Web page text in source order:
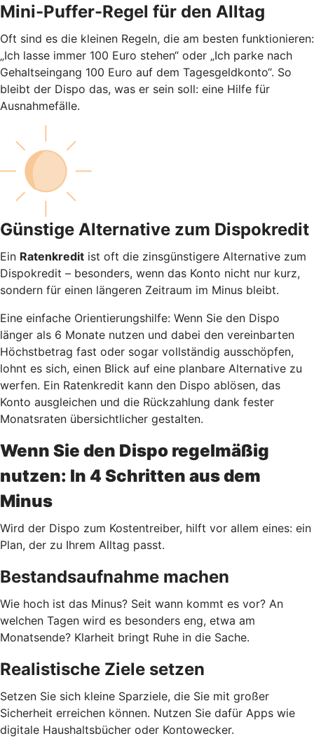
Mini-Puffer-Regel für den Alltag
Oft sind es die kleinen Regeln, die am besten funktionieren:
„Ich lasse immer 100 Euro stehen“ oder „Ich parke nach
Gehaltseingang 100 Euro auf dem Tagesgeldkonto“. So
bleibt der Dispo das, was er sein soll: eine Hilfe für
Ausnahmefälle.
Günstige Alternative zum Dispokredit
Ein Ratenkredit ist oft die zinsgünstigere Alternative zum
Dispokredit – besonders, wenn das Konto nicht nur kurz,
sondern für einen längeren Zeitraum im Minus bleibt.
Eine einfache Orientierungshilfe: Wenn Sie den Dispo
länger als 6 Monate nutzen und dabei den vereinbarten
Höchstbetrag fast oder sogar vollständig ausschöpfen,
lohnt es sich, einen Blick auf eine planbare Alternative zu
werfen. Ein Ratenkredit kann den Dispo ablösen, das
Konto ausgleichen und die Rückzahlung dank fester
Monatsraten übersichtlicher gestalten.
Wenn Sie den Dispo regelmäßig
nutzen: In 4 Schritten aus dem
Minus
Wird der Dispo zum Kostentreiber, hilft vor allem eines: ein
Plan, der zu Ihrem Alltag passt.
Bestandsaufnahme machen
Wie hoch ist das Minus? Seit wann kommt es vor? An
welchen Tagen wird es besonders eng, etwa am
Monatsende? Klarheit bringt Ruhe in die Sache.
Realistische Ziele setzen
Setzen Sie sich kleine Sparziele, die Sie mit großer
Sicherheit erreichen können. Nutzen Sie dafür Apps wie
digitale Haushaltsbücher oder Kontowecker.